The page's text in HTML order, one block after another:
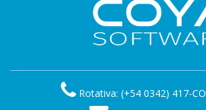
Rotativa: (+54 0342) 417-